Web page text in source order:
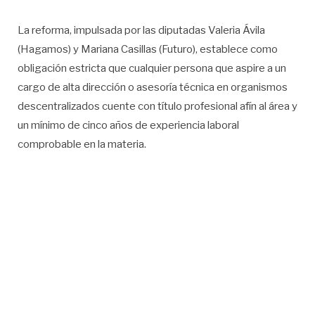
La reforma, impulsada por las diputadas Valeria Ávila
(Hagamos) y Mariana Casillas (Futuro), establece como
obligación estricta que cualquier persona que aspire a un
cargo de alta dirección o asesoría técnica en organismos
descentralizados cuente con título profesional afín al área y
un mínimo de cinco años de experiencia laboral
comprobable en la materia.